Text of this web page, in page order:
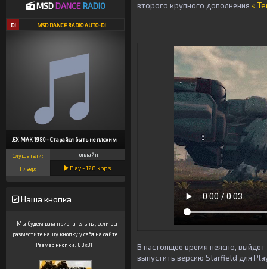
MSDDANCE RADIO
DJ MSD DANCE RADIO AUTO-DJ
ALEX MAK 1980 - Старайся быть не плохим
Слушатели: онлайн
Плеер: Play -128 kbps
Наша кнопка
Мы будем вам признательны, если вы
разместите нашу кнопку у себя на сайте.
Размер кнопки: 88x31
второго крупного дополнения «
В настоящее время неясно,
выпустить версию Starfield для